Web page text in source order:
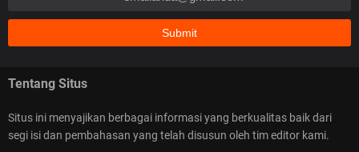
Capture Card Selain Elgato Pilihan Buat Rekam &
Streaming Tanpa Ribet
Tentang Situs
Situs ini menyajikan berbagai informasi yang berkualitas baik dari
segi isi dan pembahasan yang telah disusun oleh tim editor kami.